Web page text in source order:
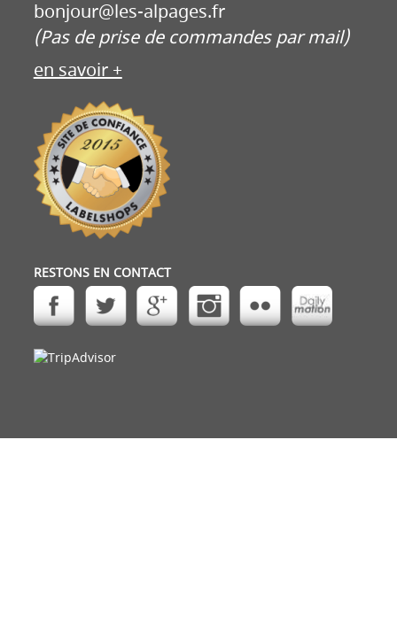
bonjour@les-alpages.fr
(Pas de prise de commandes par mail)
en savoir +
RESTONS EN CONTACT